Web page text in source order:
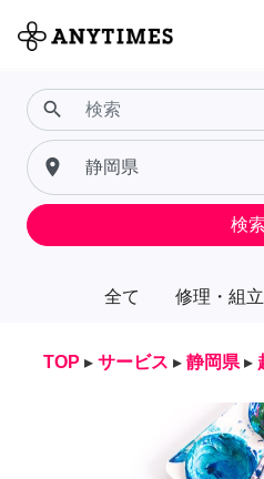
全て 修理・組立
search
place
検索
TOP ▸ サービス ▸ 静岡県 ▸